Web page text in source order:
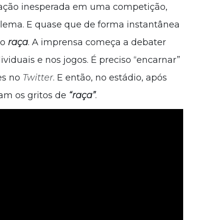
inesperada em uma competição,
E quase que de forma instantânea
raça. A imprensa começa a debater
e nos jogos. É preciso “encarnar”
no Twitter. E então, no estádio, após
os gritos de “raça”.